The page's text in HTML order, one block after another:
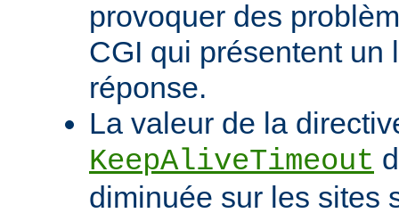
provoquer des
CGI qui présentent un
réponse.
La valeur de la
KeepAliveTimeout
diminuée sur les sites